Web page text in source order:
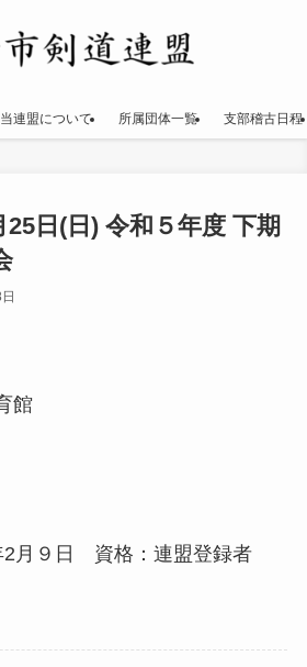
当連盟について 所属団体一覧 支部稽古日程
25日(日) 令和５年度 下期
館
2月９日 資格：連盟登録者